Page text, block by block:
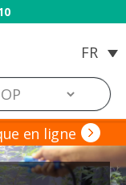
en ligne